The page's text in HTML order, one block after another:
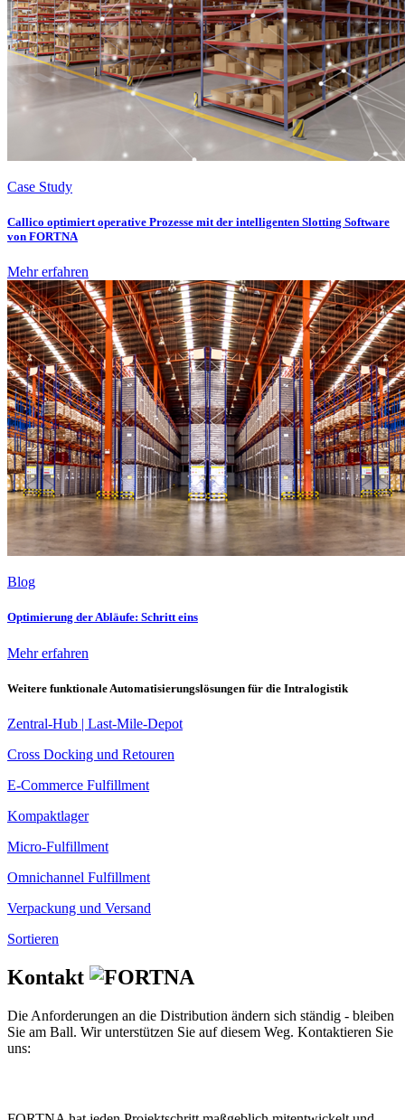
Case Study
Callico optimiert operative Prozesse mit der intelligenten Slotting Software
von FORTNA
Mehr erfahren
Blog
Optimierung der Abläufe: Schritt eins
Mehr erfahren
Weitere funktionale Automatisierungslösungen für die Intralogistik
Zentral-Hub | Last-Mile-Depot
Cross Docking und Retouren
E-Commerce Fulfillment
Kompaktlager
Micro-Fulfillment
Omnichannel Fulfillment
Verpackung und Versand
Sortieren
Kontakt
Die Anforderungen an die Distribution ändern sich ständig - bleiben
Sie am Ball. Wir unterstützen Sie auf diesem Weg. Kontaktieren Sie
uns: